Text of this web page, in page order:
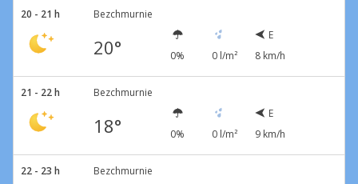
20 - 21 h Bezchmurnie
20° 0% 0 l/m²
E
8 km/h
21 - 22 h Bezchmurnie
18° 0% 0 l/m²
E
9 km/h
22 - 23 h Bezchmurnie